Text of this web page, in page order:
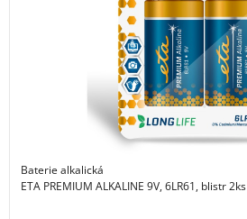
Baterie alkalická
ETA PREMIUM ALKALINE 9V, 6LR61, blistr 2ks